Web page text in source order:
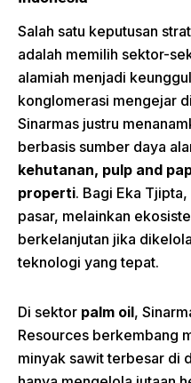
Salah satu keputusan
adalah memilih sektor-
alamiah menjadi
konglomerasi mengejar
Sinarmas justru
berbasis sumber daya
kehutanan, pulp and
properti. Bagi Eka
pasar, melainkan
berkelanjutan jika
teknologi yang tepat.
Di sektor palm oil,
Resources berkembang
minyak sawit terbesar di